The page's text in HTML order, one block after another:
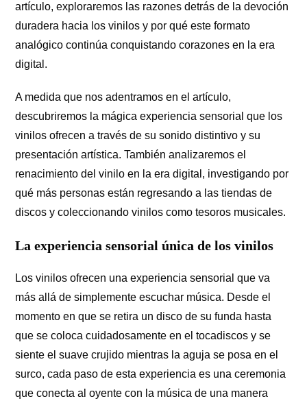
artículo, exploraremos las razones detrás de la devoción
duradera hacia los vinilos y por qué este formato
analógico continúa conquistando corazones en la era
digital.
A medida que nos adentramos en el artículo,
descubriremos la mágica experiencia sensorial que los
vinilos ofrecen a través de su sonido distintivo y su
presentación artística. También analizaremos el
renacimiento del vinilo en la era digital, investigando por
qué más personas están regresando a las tiendas de
discos y coleccionando vinilos como tesoros musicales.
La experiencia sensorial única de los vinilos
Los vinilos ofrecen una experiencia sensorial que va
más allá de simplemente escuchar música. Desde el
momento en que se retira un disco de su funda hasta
que se coloca cuidadosamente en el tocadiscos y se
siente el suave crujido mientras la aguja se posa en el
surco, cada paso de esta experiencia es una ceremonia
que conecta al oyente con la música de una manera